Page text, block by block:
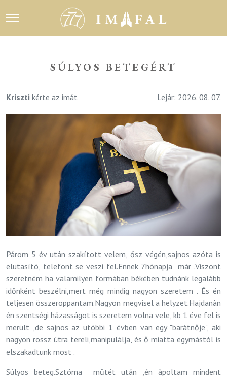
SÚLYOS BETEGÉRT
Kriszti kérte az imát Lejár: 2026. 08. 07.
Párom 5 év után szakított velem, ősz végén,sajnos azóta is
elutasító, telefont se veszi fel.Ennek 7hónapja már .Viszont
szeretném ha valamilyen formàban békében tudnànk legalább
időnként beszélni,mert még mindig nagyon szeretem . És én
teljesen összeroppantam.Nagyon megvisel a helyzet.Hajdanàn
én szentségi házasságot is szeretem volna vele, kb 1 éve fel is
merült ,de sajnos az utóbbi 1 évben van egy "barátnője", aki
nagyon rossz útra tereli,manipulàlja, és ő miatta egymástól is
elszakadtunk most .
Súlyos beteg.Sztóma műtét után ,én àpoltam mindent